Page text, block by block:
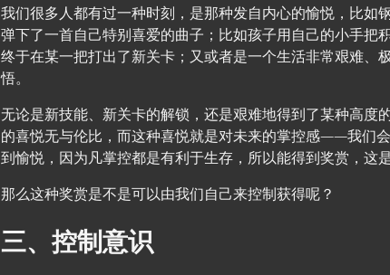
我们很多人都有过一种时刻，是那种发自内心的愉悦，比如
弹下了一首自己特别喜爱的曲子；比如孩子用自己的小手把
终于在某一把打出了新关卡；又或者是一个生活非常艰难、
悟。
无论是新技能、新关卡的解锁，还是艰难地得到了某种高度
的喜悦无与伦比，而这种喜悦就是对未来的掌控感——我们
到愉悦，因为凡掌控都是有利于生存，所以能得到奖赏，这
那么这种奖赏是不是可以由我们自己来控制获得呢？
三、控制意识